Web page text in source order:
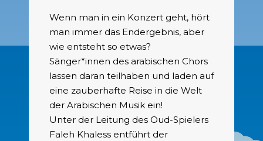
Wenn man in ein Konzert geht, hört
man immer das Endergebnis, aber
wie entsteht so etwas?
Sänger*innen des arabischen Chors
lassen daran teilhaben und laden auf
eine zauberhafte Reise in die Welt
der Arabischen Musik ein!
Unter der Leitung des Oud-Spielers
Faleh Khaless entführt der